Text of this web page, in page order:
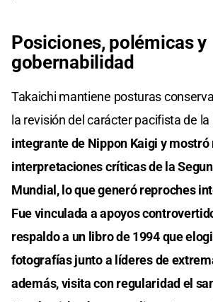
Posiciones, polémicas y
gobernabilidad
Takaichi mantiene posturas
la revisión del carácter pacifista de
integrante de Nippon Kaigi y
interpretaciones críticas de la
Mundial, lo que generó reproches
Fue vinculada a apoyos
respaldo a un libro de 1994 que
fotografías junto a líderes de
además, visita con regularidad el